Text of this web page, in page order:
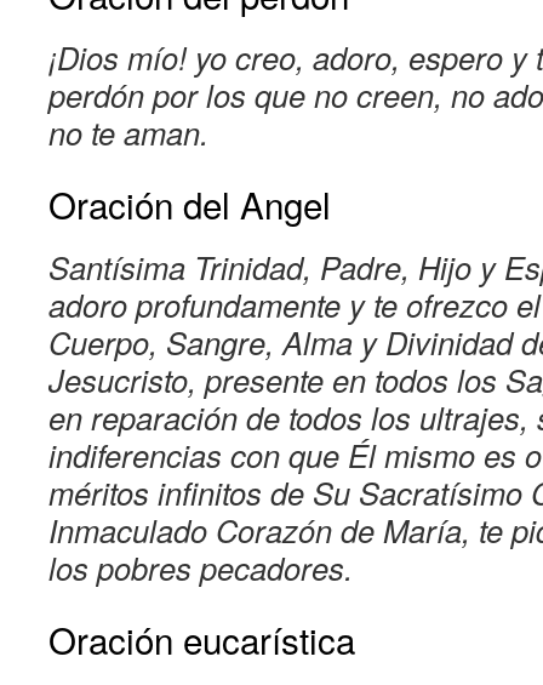
¡Dios mío! yo creo, adoro, espero y
perdón por los que no creen, no
no te aman.
Oración del Angel
Santísima Trinidad, Padre, Hijo y
adoro profundamente y te ofrezco
Cuerpo, Sangre, Alma y Divinidad
Jesucristo, presente en todos los
en reparación de todos los ultrajes,
indiferencias con que Él mismo es
méritos infinitos de Su Sacratísimo
Inmaculado Corazón de María, te
los pobres pecadores.
Oración eucarística